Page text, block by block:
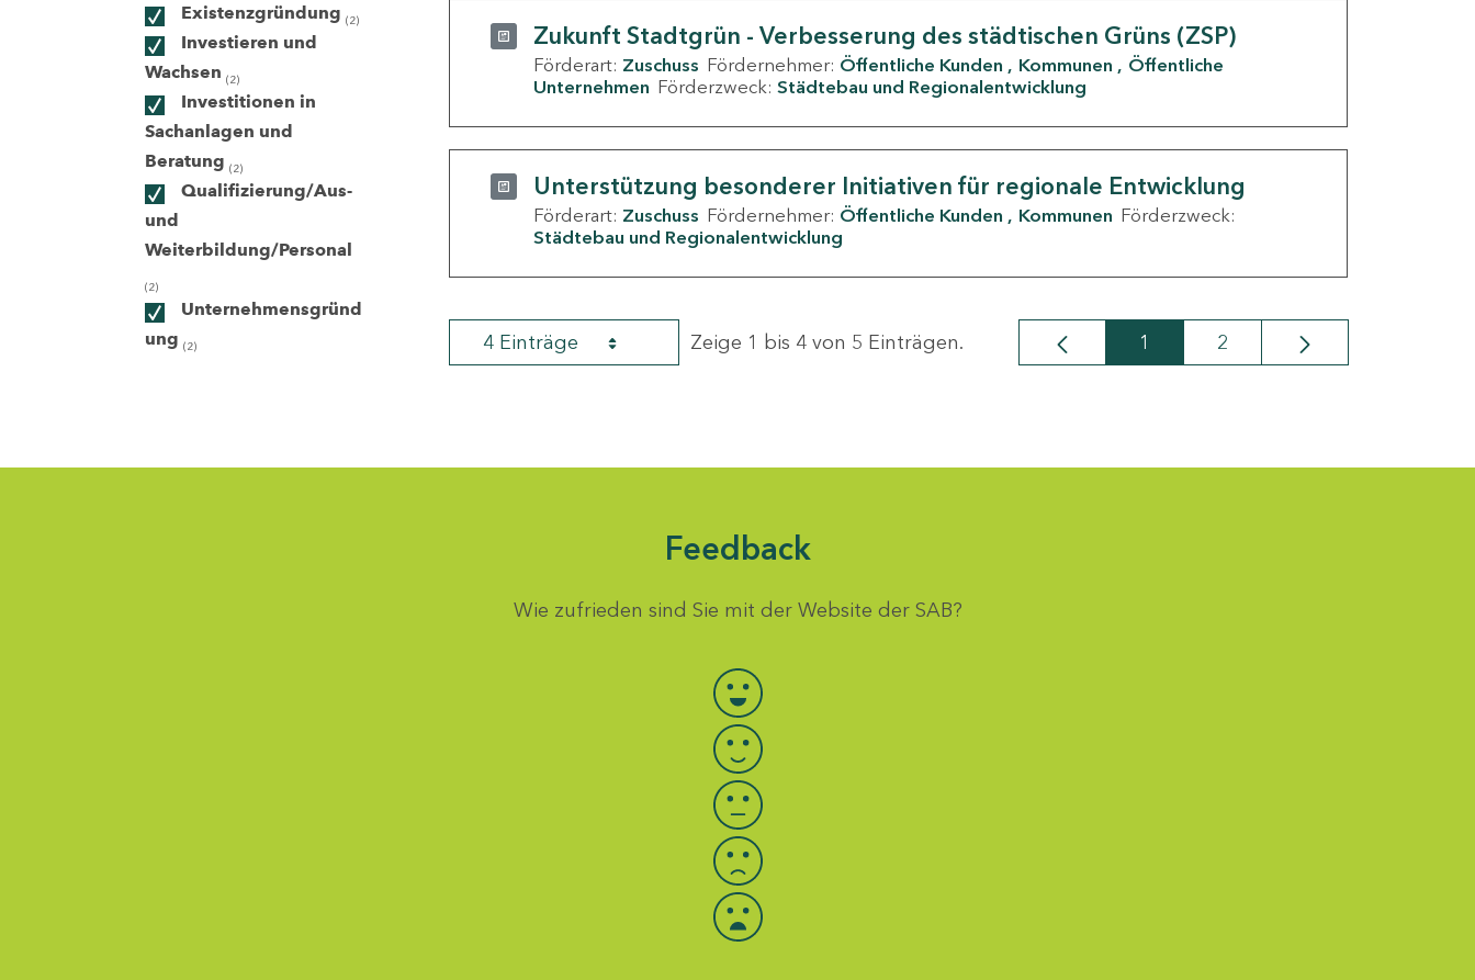
Existenzgründung (2)
Investieren und
Wachsen (2)
Investitionen in
Sachanlagen und
Beratung (2)
Qualifizierung/Aus-
und
Weiterbildung/Personal
(2)
Unternehmensgründ
ung (2)
Zukunft Stadtgrün - Verbesserung des städtischen Grüns (ZSP)
Förderart: Zuschuss Fördernehmer: Öffentliche Kunden Kommunen
Öffentliche
Unternehmen Förderzweck: Städtebau und Regionalentwicklung
Unterstützung besonderer Initiativen für regionale Entwicklung
Förderart: Zuschuss Fördernehmer: Öffentliche Kunden Kommunen Förderzweck:
Städtebau und Regionalentwicklung
4 Einträge Zeige 1 bis 4 von 5 Einträgen. Seite
1 Seite
2
Feedback
Wie zufrieden sind Sie mit der Website der SAB?
Bewertung auswählen